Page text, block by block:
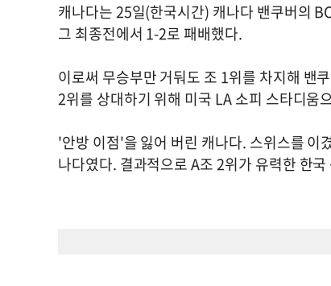
캐나다는 25일(한국시간) 캐나다 밴쿠버의
그 최종전에서 1-2로 패배했다.
이로써 무승부만 거둬도 조 1위를 차지해 밴
2위를 상대하기 위해 미국 LA 소피 스타디움
'안방 이점'을 잃어 버린 캐나다. 스위스를 이
나다였다. 결과적으로 A조 2위가 유력한 한